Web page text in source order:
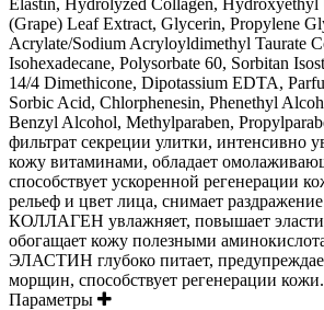
(Grape) Leaf Extract, Glycerin, Propylene
Acrylate/Sodium Acryloyldimethyl Taurate
Isohexadecane, Polysorbate 60, Sorbitan
14/4 Dimethicone, Dipotassium EDTA,
Sorbic Acid, Chlorphenesin, Phenethyl
Benzyl Alcohol, Methylparaben,
фильтрат секреции улитки, интенсивно
кожу витаминами, обладает
способствует ускоренной регенерации
рельеф и цвет лица, снимает
КОЛЛАГЕН увлажняет, повышает
обогащает кожу полезными
ЭЛАСТИН глубоко питает,
морщин, способствует регенерации кожи.
Параметры